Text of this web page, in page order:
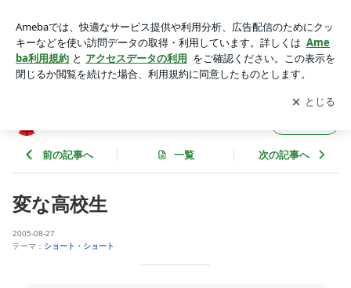
アプリをダウンロードして ブログの更新通知
を受け取りまし
ょう。
開く
前の記事へ 一覧 次の記事へ
変な高校生
2005-08-27
テーマ： ショート・ショート